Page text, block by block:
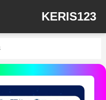
KERIS123